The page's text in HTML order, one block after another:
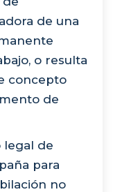
de una
o resulta
concepto
de
legal de
para
no